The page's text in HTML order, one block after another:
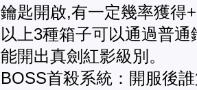
鑰匙開啟,有一定幾率獲得
以上3種箱子可以通過普
能開出真劍紅影級別。
BOSS首殺系統：開服後